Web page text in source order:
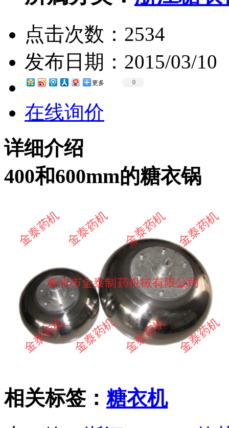
点击次数： 2534
发布日期： 2015/03/10
更多 0
在线询价
详细介绍
400和600mm的糖衣锅
相关标签： 糖衣机